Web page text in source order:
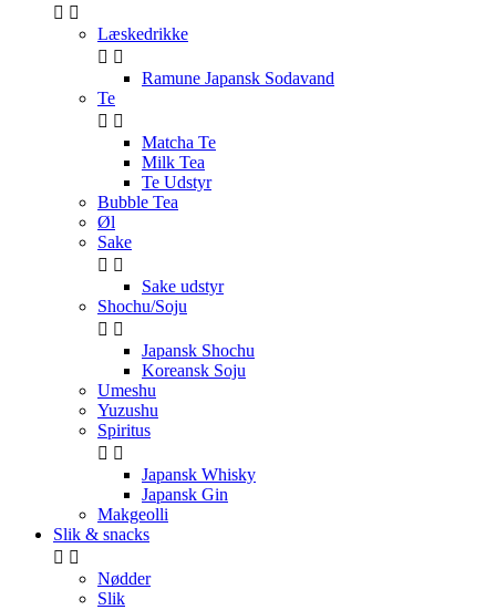
 
Læskedrikke
 
Ramune Japansk Sodavand
Te
 
Matcha Te
Milk Tea
Te Udstyr
Bubble Tea
Øl
Sake
 
Sake udstyr
Shochu/Soju
 
Japansk Shochu
Koreansk Soju
Umeshu
Yuzushu
Spiritus
 
Japansk Whisky
Japansk Gin
Makgeolli
Slik & snacks
 
Nødder
Slik